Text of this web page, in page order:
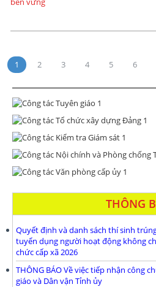
1 2 3 4 5 6
THÔNG
Quyết định và danh sách thí sinh
tuyển dụng người hoạt động không
chức cấp xã 2026
THÔNG BÁO Về việc tiếp nhận công
giáo và Dân vận Tỉnh ủy